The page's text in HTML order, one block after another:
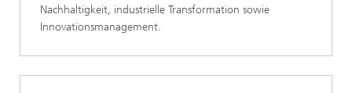
Nachhaltigkeit, industrielle Transformation sowie
Innovationsmanagement.